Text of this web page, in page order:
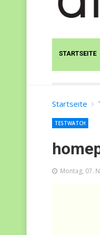
STARTSEITE
Startseite
TESTWATCH
Montag, 07.